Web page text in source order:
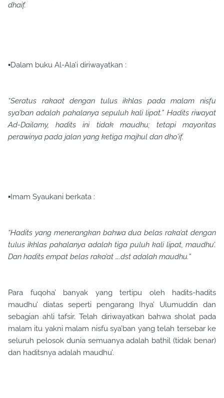
dhaif.
▪Dalam buku Al-Ala’i diriwayatkan :
“Seratus rakaat dengan tulus ikhlas pada malam nisfu
sya’ban adalah pahalanya sepuluh kali lipat.” Hadits riwayat
Ad-Dailamy, hadits ini tidak maudhu; tetapi mayoritas
perawinya pada jalan yang ketiga majhul dan dho’if.
▪Imam Syaukani berkata :
“Hadits yang menerangkan bahwa dua belas raka’at dengan
tulus ikhlas pahalanya adalah tiga puluh kali lipat, maudhu’.
Dan hadits empat belas raka’at ….dst adalah maudhu.”
Para fuqoha’ banyak yang tertipu oleh hadits-hadits
maudhu’ diatas seperti pengarang Ihya’ Ulumuddin dan
sebagian ahli tafsir. Telah diriwayatkan bahwa sholat pada
malam itu yakni malam nisfu sya’ban yang telah tersebar ke
seluruh pelosok dunia semuanya adalah bathil (tidak benar)
dan haditsnya adalah maudhu’.